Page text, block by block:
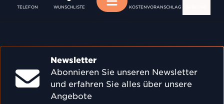
TELEFON WUNSCHLISTE MenüKOSTENVORANSCHLAG
Newsletter
Abonnieren Sie unseren Newsletter
und erfahren Sie alles über unsere
Angebote